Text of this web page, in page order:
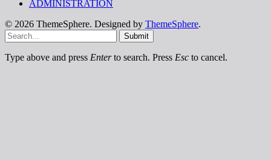
ADMINISTRATION
© 2026 ThemeSphere. Designed by ThemeSphere.
Submit
Type above and press Enterto search. Press Esc to cancel.